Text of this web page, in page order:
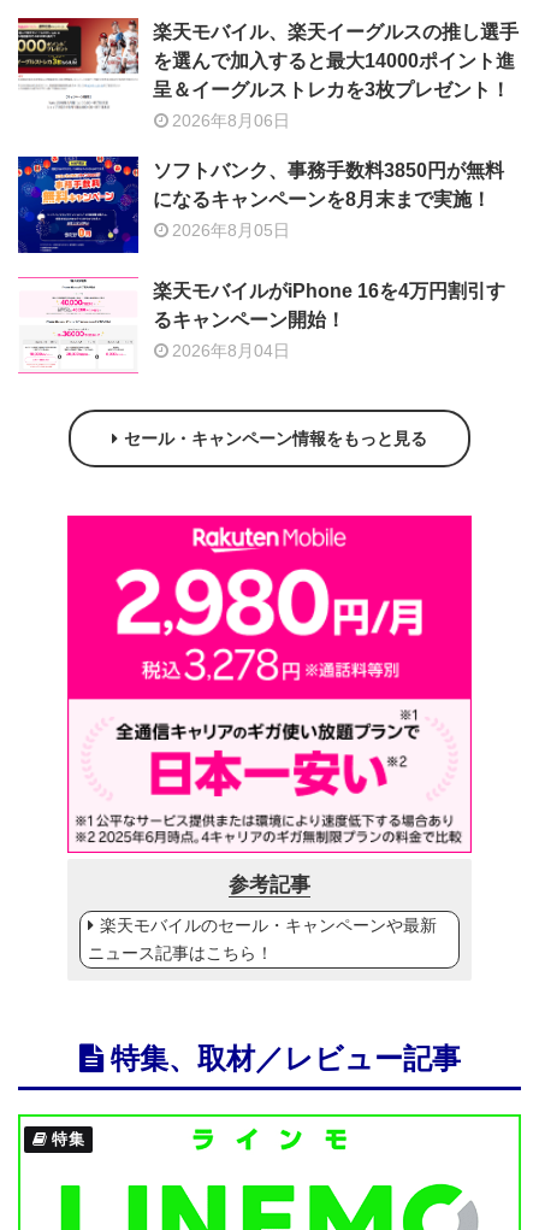
楽天モバイル、楽天イーグルスの推し選手
を選んで加入すると最大14000ポイント進
呈＆イーグルストレカを3枚プレゼント！
2026年8月06日
ソフトバンク、事務手数料3850円が無料
になるキャンペーンを8月末まで実施！
2026年8月05日
楽天モバイルがiPhone 16を4万円割引す
るキャンペーン開始！
2026年8月04日
セール・キャンペーン情報をもっと見る
参考記事
楽天モバイルのセール・キャンペーンや最新
ニュース記事はこちら！
特集、取材／レビュー記事
特集